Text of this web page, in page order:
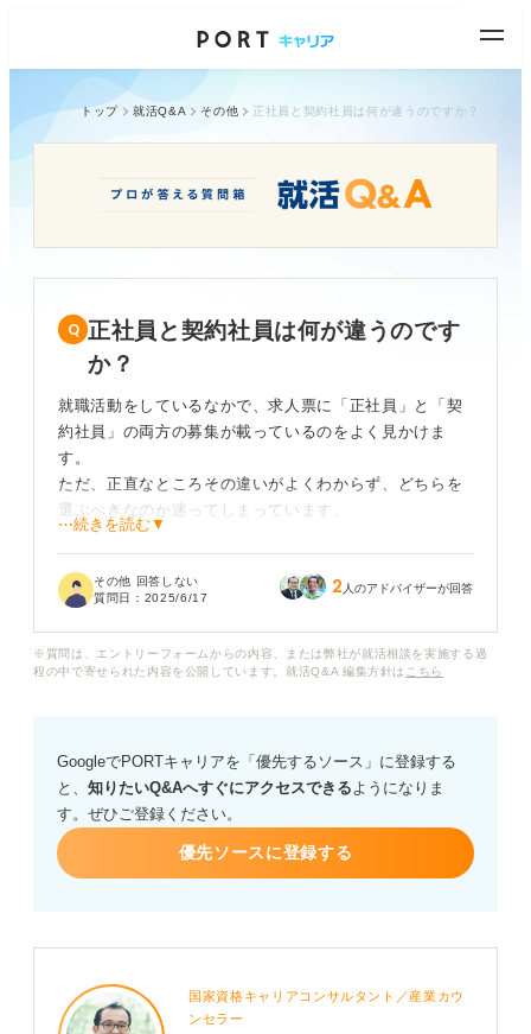
トップ 就活Q&A その他 正社員と契約社員は何が違うのですか？
正社員と契約社員は何が違うのです
か？
就職活動をしているなかで、求人票に「正社員」と「契
約社員」の両方の募集が載っているのをよく見かけま
す。
ただ、正直なところその違いがよくわからず、どちらを
選ぶべきなのか迷ってしまっています。
ど、具体的にどう違うのかを知りたいです。
⋯続きを読む▼
その他 回答しない
質問日： 2025/6/17 2 人のアドバイザーが回答
※質問は、エントリーフォームからの内容、または弊社が就活相談を実施する過
程の中で寄せられた内容を公開しています。就活Q&A 編集方針は こちら
GoogleでPORTキャリアを「優先するソース」に登録する
と、 知りたいQ&Aへすぐにアクセスできるようになりま
す。ぜひご登録ください。
優先ソースに登録する
国家資格キャリアコンサルタント／産業カウ
ンセラー